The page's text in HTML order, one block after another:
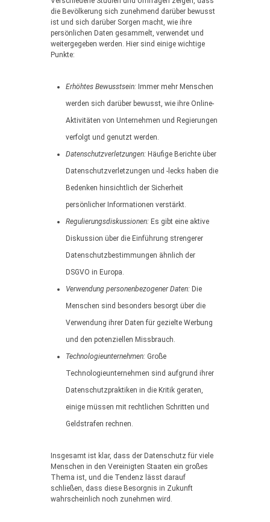
die Bevölkerung sich zunehmend darüber bewusst
ist und sich darüber Sorgen macht, wie ihre
persönlichen Daten gesammelt, verwendet und
weitergegeben werden. Hier sind einige wichtige
Punkte:
Erhöhtes Bewusstsein: Immer mehr Menschen
werden sich darüber bewusst, wie ihre Online-
Aktivitäten von Unternehmen und Regierungen
verfolgt und genutzt werden.
Datenschutzverletzungen: Häufige Berichte über
Datenschutzverletzungen und -lecks haben die
Bedenken hinsichtlich der Sicherheit
persönlicher Informationen verstärkt.
Regulierungsdiskussionen: Es gibt eine aktive
Diskussion über die Einführung strengerer
Datenschutzbestimmungen ähnlich der
DSGVO in Europa.
Verwendung personenbezogener Daten: Die
Menschen sind besonders besorgt über die
Verwendung ihrer Daten für gezielte Werbung
und den potenziellen Missbrauch.
Technologieunternehmen: Große
Technologieunternehmen sind aufgrund ihrer
Datenschutzpraktiken in die Kritik geraten,
einige müssen mit rechtlichen Schritten und
Geldstrafen rechnen.
Insgesamt ist klar, dass der Datenschutz für viele
Menschen in den Vereinigten Staaten ein großes
Thema ist, und die Tendenz lässt darauf
schließen, dass diese Besorgnis in Zukunft
wahrscheinlich noch zunehmen wird.